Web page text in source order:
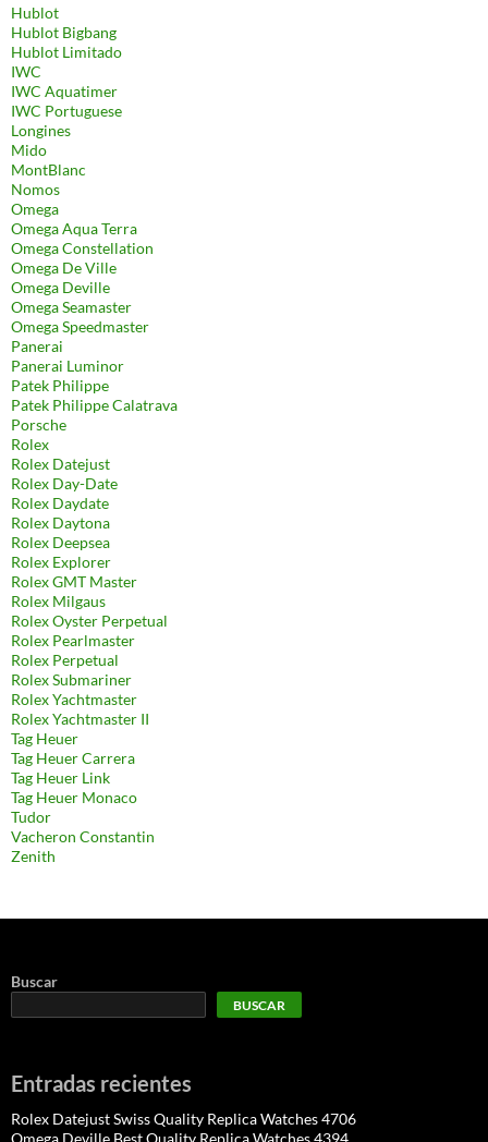
Hublot
Hublot Bigbang
Hublot Limitado
IWC
IWC Aquatimer
IWC Portuguese
Longines
Mido
MontBlanc
Nomos
Omega
Omega Aqua Terra
Omega Constellation
Omega De Ville
Omega Deville
Omega Seamaster
Omega Speedmaster
Panerai
Panerai Luminor
Patek Philippe
Patek Philippe Calatrava
Porsche
Rolex
Rolex Datejust
Rolex Day-Date
Rolex Daydate
Rolex Daytona
Rolex Deepsea
Rolex Explorer
Rolex GMT Master
Rolex Milgaus
Rolex Oyster Perpetual
Rolex Pearlmaster
Rolex Perpetual
Rolex Submariner
Rolex Yachtmaster
Rolex Yachtmaster II
Tag Heuer
Tag Heuer Carrera
Tag Heuer Link
Tag Heuer Monaco
Tudor
Vacheron Constantin
Zenith
Buscar
BUSCAR
Entradas recientes
Rolex Datejust Swiss Quality Replica Watches 4706